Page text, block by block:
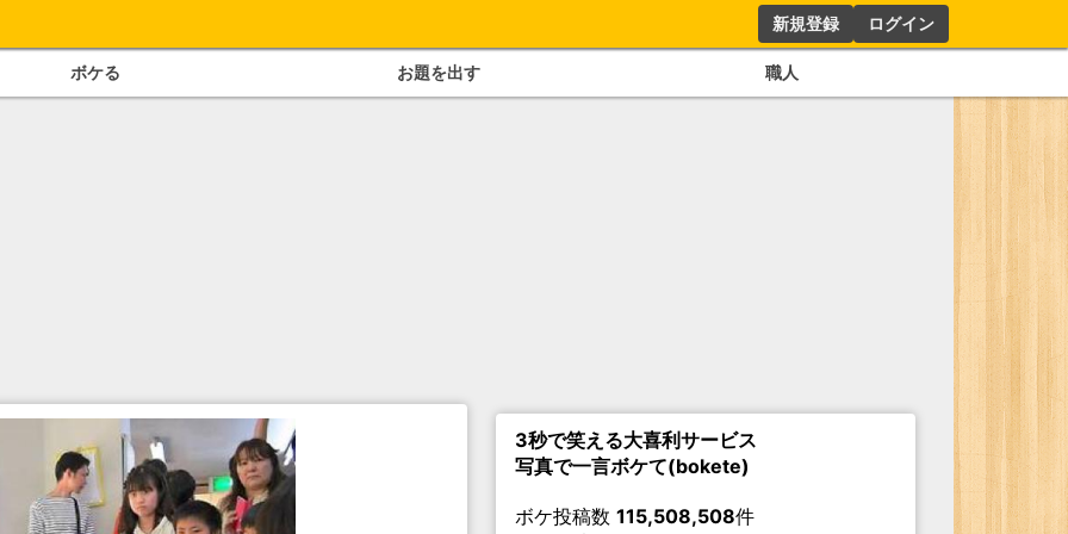
新規登録 ログイン
ボケる お題を出す 職人
3秒で笑える大喜利サービス
写真で一言ボケて(bokete)
ボケ投稿数 115,508,508件